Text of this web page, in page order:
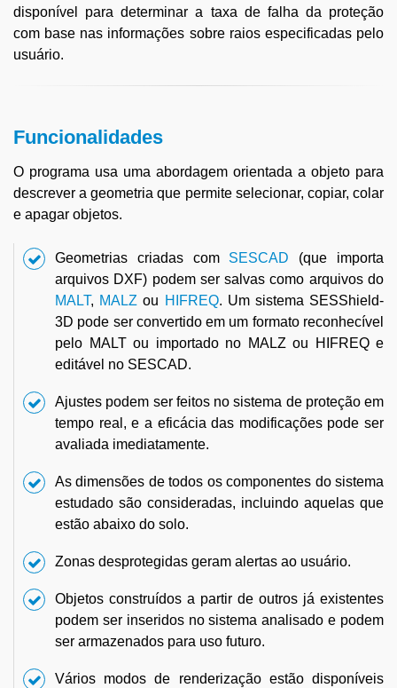
disponível para determinar a taxa de falha da proteção
com base nas informações sobre raios especificadas pelo
usuário.
Funcionalidades
O programa usa uma abordagem orientada a objeto para
descrever a geometria que permite selecionar, copiar, colar
e apagar objetos.
Geometrias criadas com SESCAD (que importa
arquivos DXF) podem ser salvas como arquivos do
MALT, MALZ ou HIFREQ. Um sistema SESShield-
3D pode ser convertido em um formato reconhecível
pelo MALT ou importado no MALZ ou HIFREQ e
editável no SESCAD.
Ajustes podem ser feitos no sistema de proteção em
tempo real, e a eficácia das modificações pode ser
avaliada imediatamente.
As dimensões de todos os componentes do sistema
estudado são consideradas, incluindo aquelas que
estão abaixo do solo.
Zonas desprotegidas geram alertas ao usuário.
Objetos construídos a partir de outros já existentes
podem ser inseridos no sistema analisado e podem
ser armazenados para uso futuro.
Vários modos de renderização estão disponíveis